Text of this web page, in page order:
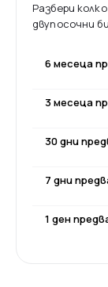
Разбери
двупосочни
6 месеца
3 месеца
30 дни
7 дни
1 ден